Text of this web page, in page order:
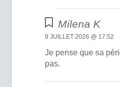
Milena K
9 JUILLET 2026 @ 17:52
Je pense que sa
pas.